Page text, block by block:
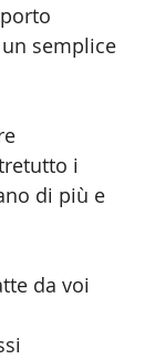
semplice
i
di più e
da voi